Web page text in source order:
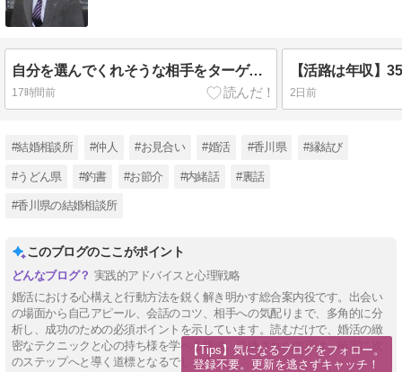
自分を選んでくれそうな相手をターゲットにする戦略
17時間前
【活路は年収】
2日前
#結婚相談所 #仲人 #お見合い #婚活 #香川県 #縁結び
#うどん県 #釣書 #お節介 #内緒話 #裏話
#香川県の結婚相談所
このブログのここがポイント
実践的アドバイスと心理戦略
婚活における心構えと行動方法を鋭く解き明かす総合案内役です。出会い
の場面から自己アピール、会話のコツ、相手への気配りまで、多角的に分
析し、成功のための必須ポイントを示しています。読むだけで、婚活の緻
密なテクニックと心の持ち様を学べる構成。洗練された内容は、確実に次
のステップへと導く道標となるでしょう。
【Tips】気になるブログをフォロー。
登録不要。更新を逃さずキャッチ！